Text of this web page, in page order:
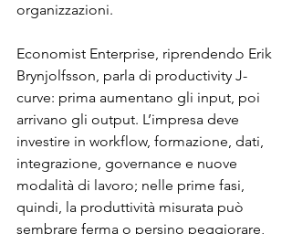
organizzazioni.
Economist Enterprise, riprendendo Erik
Brynjolfsson, parla di productivity J-
curve: prima aumentano gli input, poi
arrivano gli output. L’impresa deve
investire in workflow, formazione, dati,
integrazione, governance e nuove
modalità di lavoro; nelle prime fasi,
quindi, la produttività misurata può
sembrare ferma o persino peggiorare,